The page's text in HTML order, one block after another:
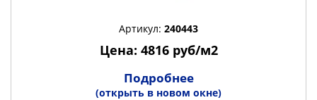
Артикул: 240443
Цена: 4816 руб/м2
Подробнее
(открыть в новом окне)